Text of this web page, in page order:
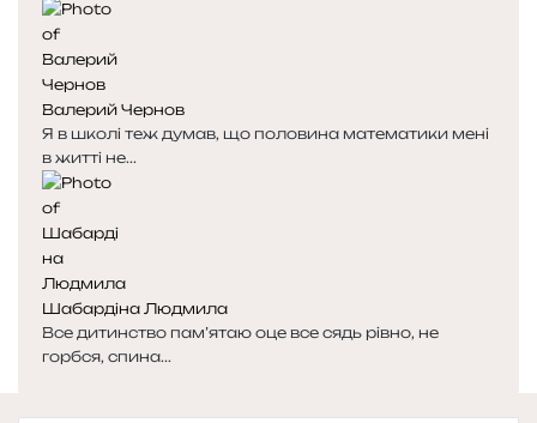
Валерий Чернов
Я в школі теж думав, що половина математики мені
в житті не...
Шабардіна Людмила
Все дитинство пам’ятаю оце все сядь рівно, не
горбся, спина...